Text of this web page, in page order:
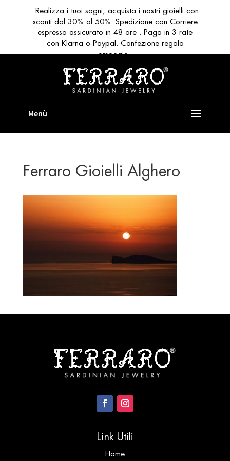
Ferraro Gioielli Alghero
Link Utili
Home
Realizza i tuoi sogni, acquista i nostri gioielli con
sconti dal 30% al 50%. Spedizione con Corriere
espresso assicurato in 48 ore . Paga in 3 rate
con Klarna o Paypal. Confezione regalo
omaggio